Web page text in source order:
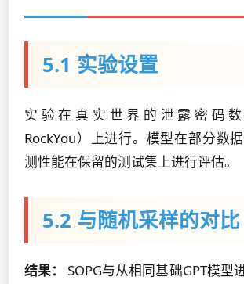
5.1 实验设置
实验在真实世界的泄露密码
RockYou）上进行。模型在部分数
测性能在保留的测试集上进行评估。
5.2 与随机采样的对比
结果：
SOPG与从相同基础GPT模型